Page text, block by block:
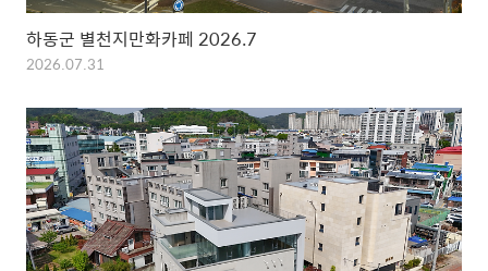
하동군 별천지만화카페 2026.7
2026.07.31